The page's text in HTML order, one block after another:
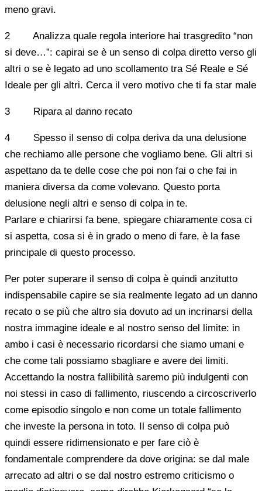
meno gravi.
2 Analizza quale regola interiore hai trasgredito “non
si deve…”: capirai se è un senso di colpa diretto verso gli
altri o se è legato ad uno scollamento tra Sé Reale e Sé
Ideale per gli altri. Cerca il vero motivo che ti fa star male
3 Ripara al danno recato
4 Spesso il senso di colpa deriva da una delusione
che rechiamo alle persone che vogliamo bene. Gli altri si
aspettano da te delle cose che poi non fai o che fai in
maniera diversa da come volevano. Questo porta
delusione negli altri e senso di colpa in te.
Parlare e chiarirsi fa bene, spiegare chiaramente cosa ci
si aspetta, cosa si è in grado o meno di fare, è la fase
principale di questo processo.
Per poter superare il senso di colpa è quindi anzitutto
indispensabile capire se sia realmente legato ad un danno
recato o se più che altro sia dovuto ad un incrinarsi della
nostra immagine ideale e al nostro senso del limite: in
ambo i casi è necessario ricordarsi che siamo umani e
che come tali possiamo sbagliare e avere dei limiti.
Accettando la nostra fallibilità saremo più indulgenti con
noi stessi in caso di fallimento, riuscendo a circoscriverlo
come episodio singolo e non come un totale fallimento
che investe la persona in toto. Il senso di colpa può
quindi essere ridimensionato e per fare ciò è
fondamentale comprendere da dove origina: se dal male
arrecato ad altri o se dal nostro estremo criticismo o